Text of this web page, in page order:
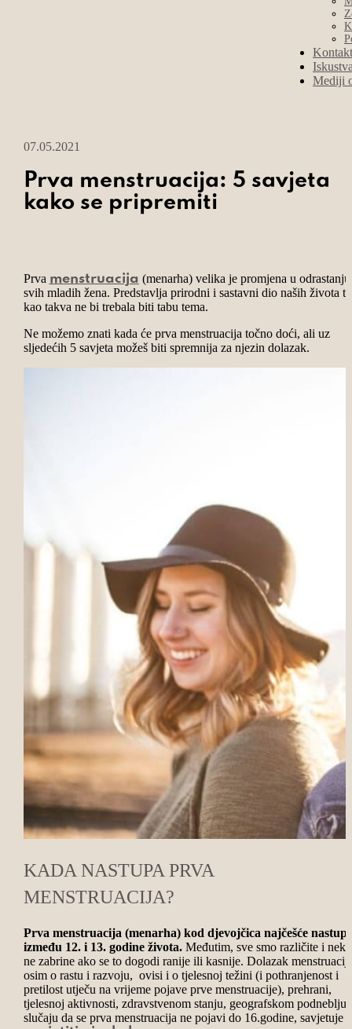
Kontakt
Mediji
07.05.2021
Prva menstruacija: 5 savjeta
kako se pripremiti
Prva menstruacija (menarha) velika je promjena u odrastanju
svih mladih žena. Predstavlja prirodni i sastavni dio naših života te
kao takva ne bi trebala biti tabu tema.
Ne možemo znati kada će prva menstruacija točno doći, ali uz
sljedećih 5 savjeta možeš biti spremnija za njezin dolazak.
KADA NASTUPA PRVA
MENSTRUACIJA?
Prva menstruacija (menarha) kod djevojčica najčešće
između 12. i 13. godine života.Međutim, sve smo različite i
ne zabrine ako se to dogodi ranije ili kasnije. Dolazak
osim o rastu i razvoju, ovisi i o tjelesnoj težini (i pothranjenost i
pretilost utječu na vrijeme pojave prve menstruacije), prehrani,
tjelesnoj aktivnosti, zdravstvenom stanju, geografskom
slučaju da se prva menstruacija ne pojavi do 16.godine, savjetuje